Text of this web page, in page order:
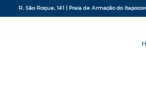
R. São Roque, 141 | Praia de Armação do